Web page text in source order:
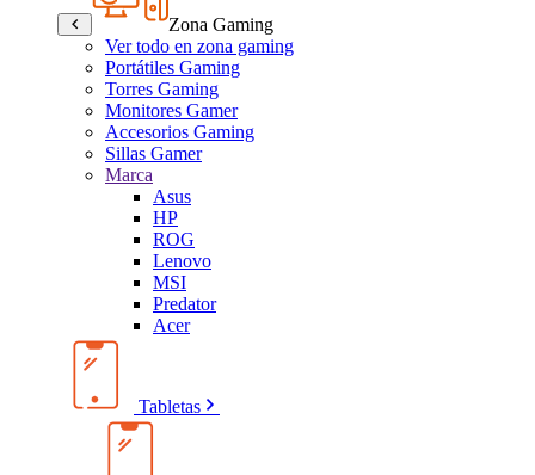
Zona Gaming
Ver todo en zona gaming
Portátiles Gaming
Torres Gaming
Monitores Gamer
Accesorios Gaming
Sillas Gamer
Marca
Asus
HP
ROG
Lenovo
MSI
Predator
Acer
Tabletas